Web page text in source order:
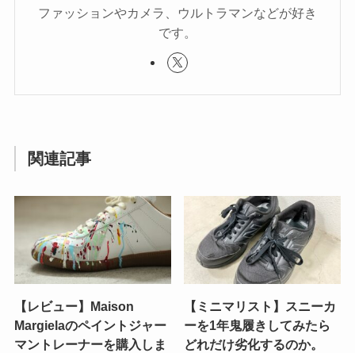
ファッションやカメラ、ウルトラマンなどが好き
です。
関連記事
【レビュー】Maison
Margielaのペイントジャー
マントレーナーを購入しま
【ミニマリスト】スニーカ
ーを1年鬼履きしてみたら
どれだけ劣化するのか。